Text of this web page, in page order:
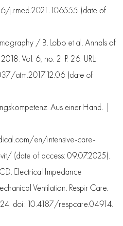
j.rmed.2021.106555 (date of
/ B. Lobo et al. Annals of
Vol. 6, no. 2. P. 26. URL:
atm.2017.12.06 (date of
Aus einer Hand. |
en/intensive-care-
(date of access: 09.07.2025).
Electrical Impedance
Ventilation. Respir Care.
doi: 10.4187/respcare.04914.